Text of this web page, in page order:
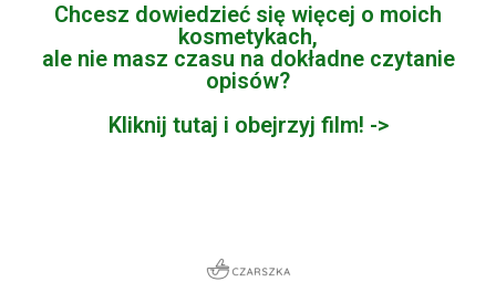
Chcesz dowiedzieć się więcej o moich
kosmetykach,
ale nie masz czasu na dokładne czytanie
opisów?
Kliknij tutaj i obejrzyj film! ->